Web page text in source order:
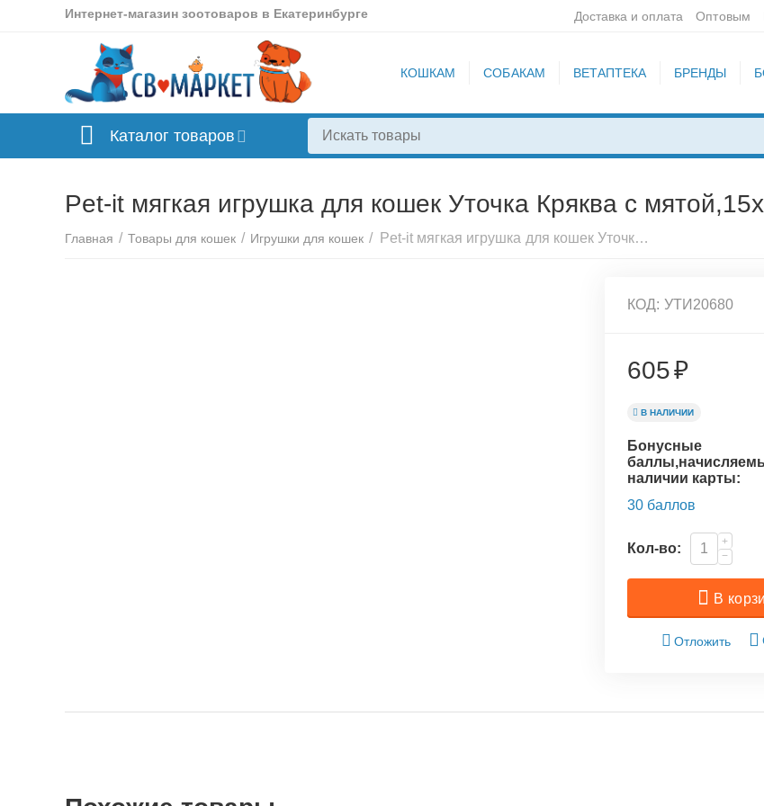
Интернет-магазин зоотоваров в Екатеринбурге Доставка и оплата Оптовым
КОШКАМ СОБАКАМ ВЕТАПТЕКА БРЕНДЫ
Каталог товаров
Pet-it мягкая игрушка для кошек Уточка Кряква с
Главная / Товары для кошек / Игрушки для кошек / Pet-it мягкая игрушка для кошек Уточка Кряква с мятой,15х23 см, 27711
КОД: УТИ20680
605₽
В НАЛИЧИИ
Бонусные
наличии карты:
30 баллов
Кол-во:
+
−
В
Отложить